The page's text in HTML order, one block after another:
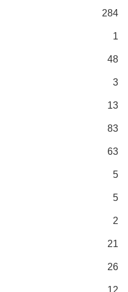
284
1
48
3
13
83
63
5
5
2
21
26
12